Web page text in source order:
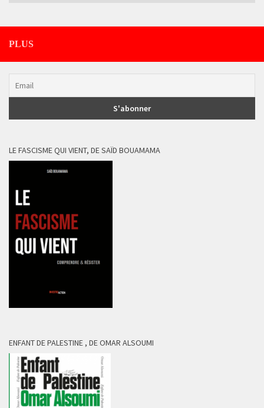
PLUS
LE FASCISME QUI VIENT, DE SAÏD BOUAMAMA
ENFANT DE PALESTINE , DE OMAR ALSOUMI